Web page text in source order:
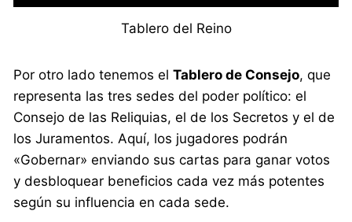
Tablero del Reino
Por otro lado tenemos elTablero de Consejo, que
representa las tres sedes del poder político: el
Consejo de las Reliquias, el de los Secretos y el de
los Juramentos. Aquí, los jugadores podrán
«Gobernar» enviando sus cartas para ganar votos
y desbloquear beneficios cada vez más potentes
según su influencia en cada sede.